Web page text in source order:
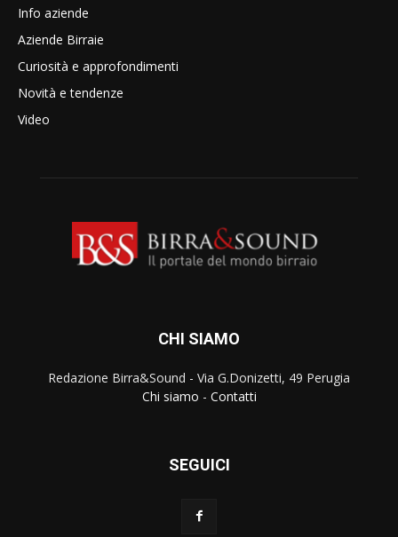
Info aziende
Aziende Birraie
Curiosità e approfondimenti
Novità e tendenze
Video
CHI SIAMO
Redazione Birra&Sound - Via G.Donizetti, 49 Perugia
Chi siamo - Contatti
SEGUICI